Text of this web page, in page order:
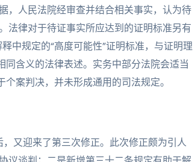
，人民法院经审查并结合相关事实，认为待
法律对于待证事实所应达到的证明标准另有
中规定的“高度可能性”证明标准，与证明理
同含义的法律表述。实务中部分法院会适当
案判决，并未形成通用的司法规定。
又迎来了第三次修正。此次修正颇为引人